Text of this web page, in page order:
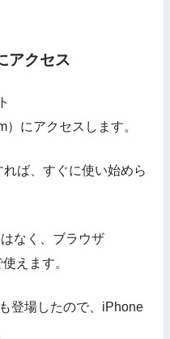
アクセス
）にアクセスします。
ば、すぐに使い始めら
なく、ブラウザ
えます。
登場したので、iPhone